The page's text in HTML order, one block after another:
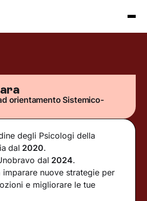
orientamento Sistemico-
degli Psicologi della
dal 2020.
dal 2024.
imparare nuove strategie per
e migliorare le tue